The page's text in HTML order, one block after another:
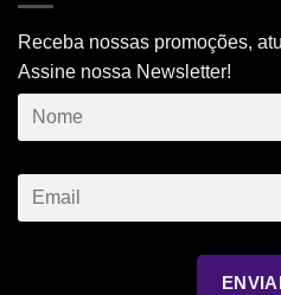
Receba nossas promoções,
Assine nossa Newsletter!